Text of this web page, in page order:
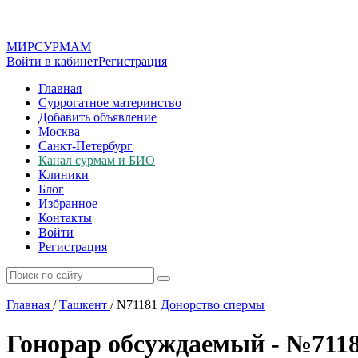
МИРСУРМАМ
Войти в кабинетРегистрация
Главная
Суррогатное материнство
Добавить объявление
Москва
Санкт-Петербург
Канал сурмам и БИО
Клиники
Блог
Избранное
Контакты
Войти
Регистрация
Главная / Ташкент /N71181 Донорство спермы
Гонорар обсуждаемый -